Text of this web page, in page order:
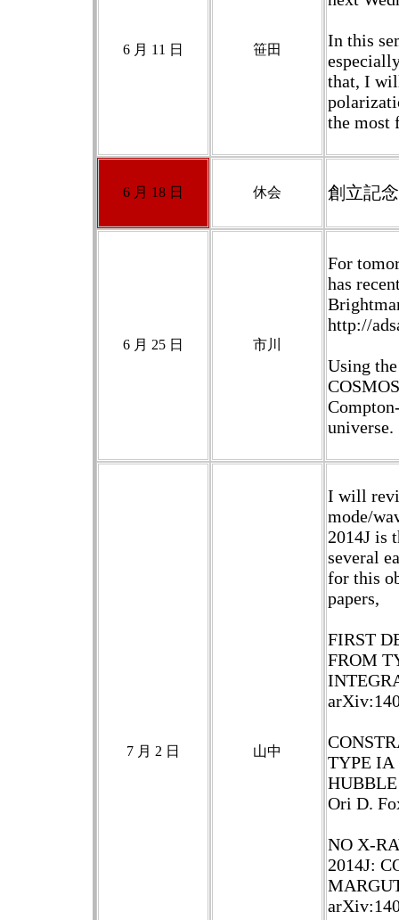
6 月 11 日 笹田
In this
that, I
the most
6 月 18 日 休会 創立記
6 月 25 日 市川
For
has
http://
Using
universe.
7 月 2 日 山中
I will
mode/
2014J is
several
for this
papers,
FIRST
FROM
TYPE IA
Ori D.
NO X-
2014J: